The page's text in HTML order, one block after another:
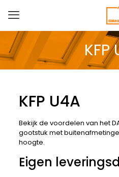
KFP
KFP U4A
Bekijk de voordelen van het
gootstuk met
hoogte.
Eigen